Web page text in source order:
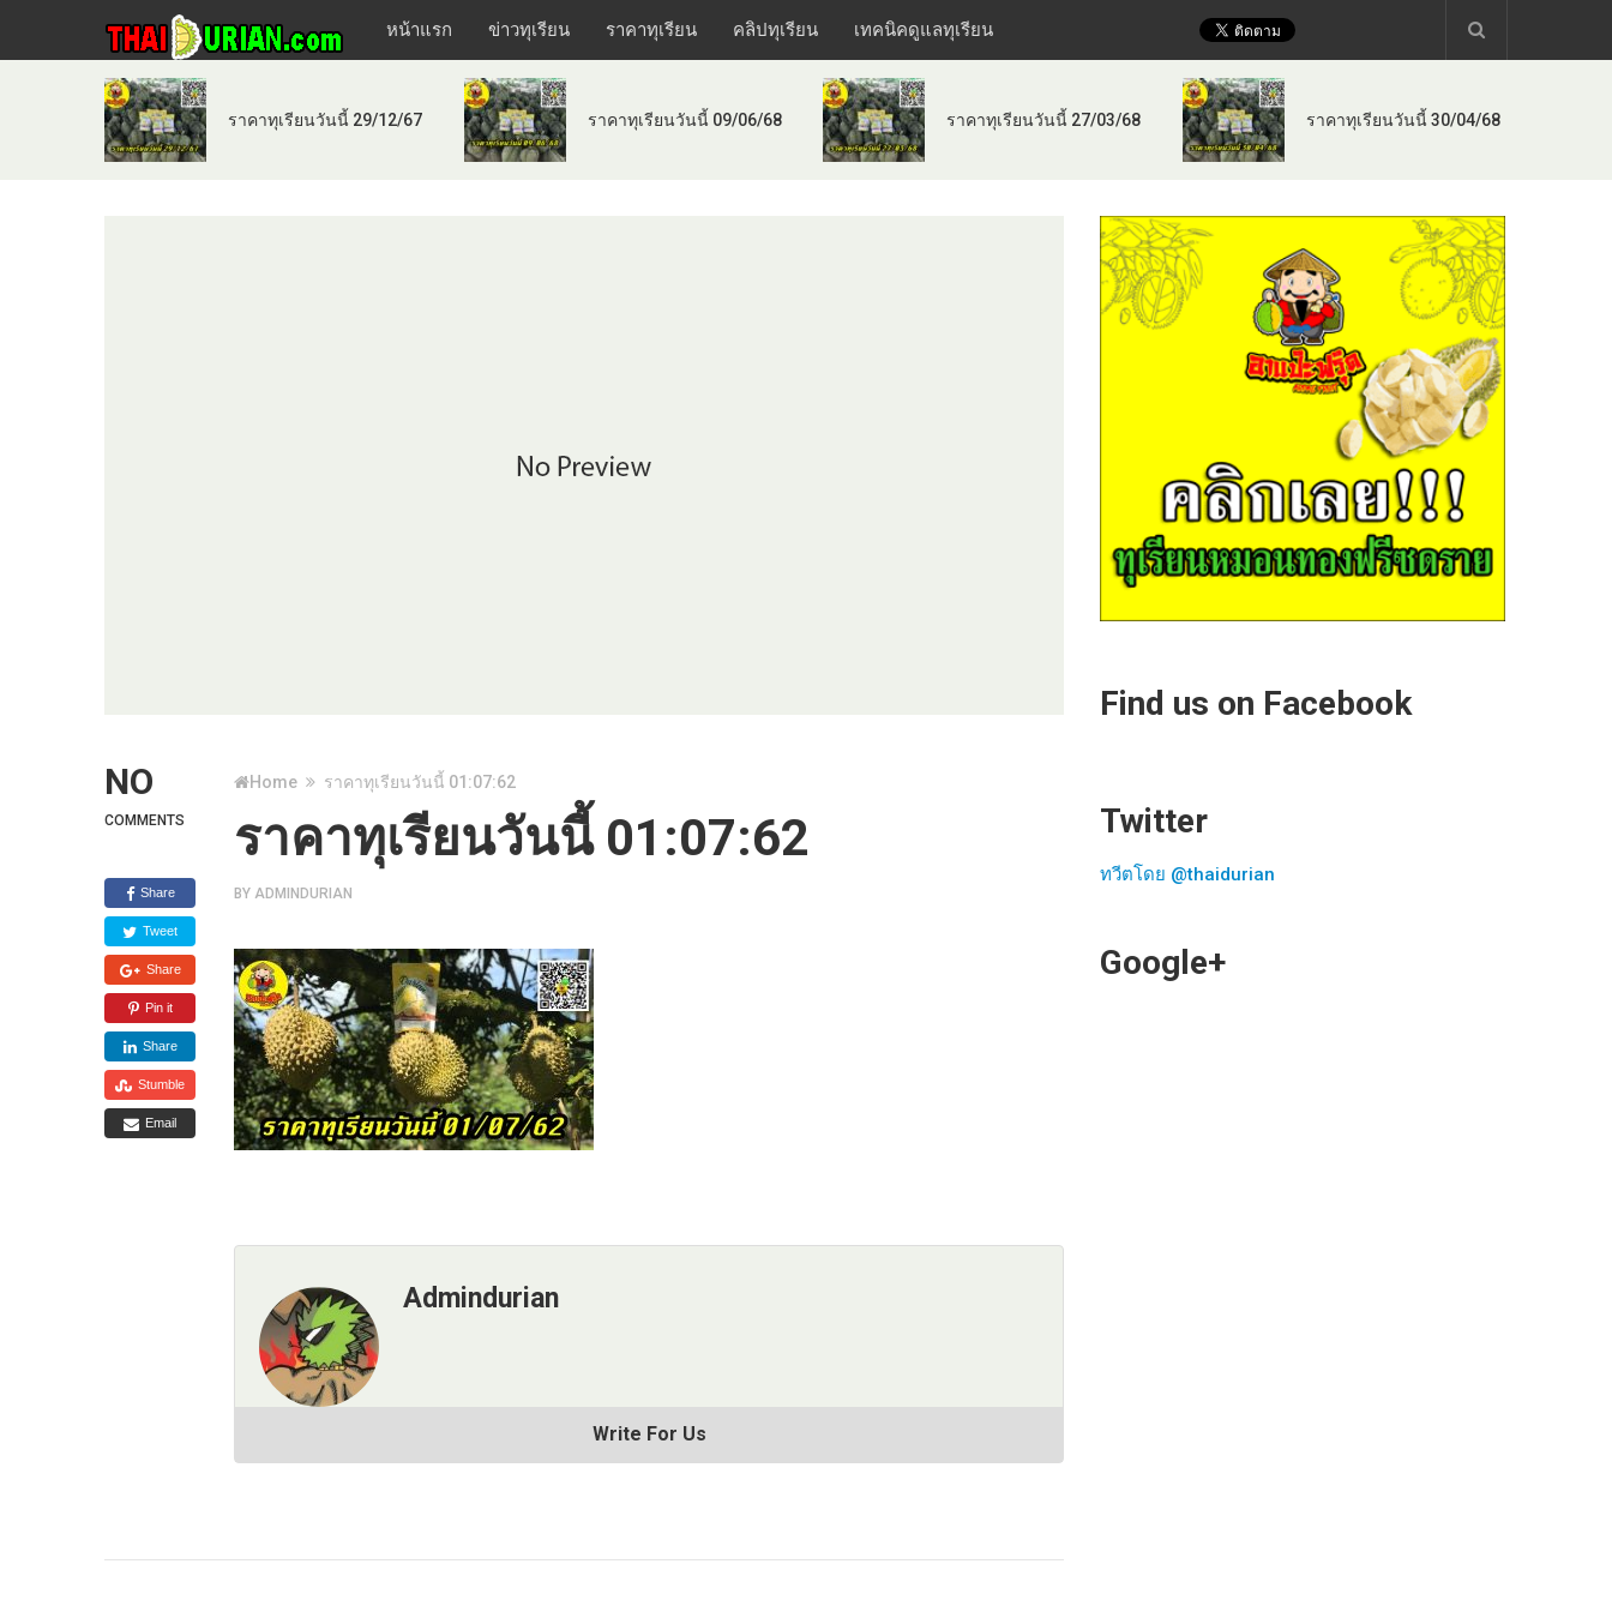
หน้าแรก ข่าวทุเรียน ราคาทุเรียน คลิปทุเรียน เทคนิคดูแลทุเรียน
ราคาทุเรียนวันนี้ 29/12/67 ราคาทุเรียนวันนี้ 09/06/68 ราคาทุเรียนวันนี้ 27/03/68 ราคาทุเรียนวันนี้ 30/04/68
NO
COMMENTS
Share
Tweet
Share
Pin it
Share
Stumble
Email
Home ราคาทุเรียนวันนี้ 01:07:62
ราคาทุเรียนวันนี้ 01:07:62
BY ADMINDURIAN
Admindurian
Write For Us
Find us on Facebook
Twitter
ทวีตโดย @thaidurian
Google+